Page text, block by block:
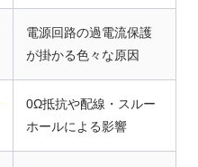
電源回路の過電流保護
が掛かる色々な原因
0Ω抵抗や配線・スルー
ホールによる影響